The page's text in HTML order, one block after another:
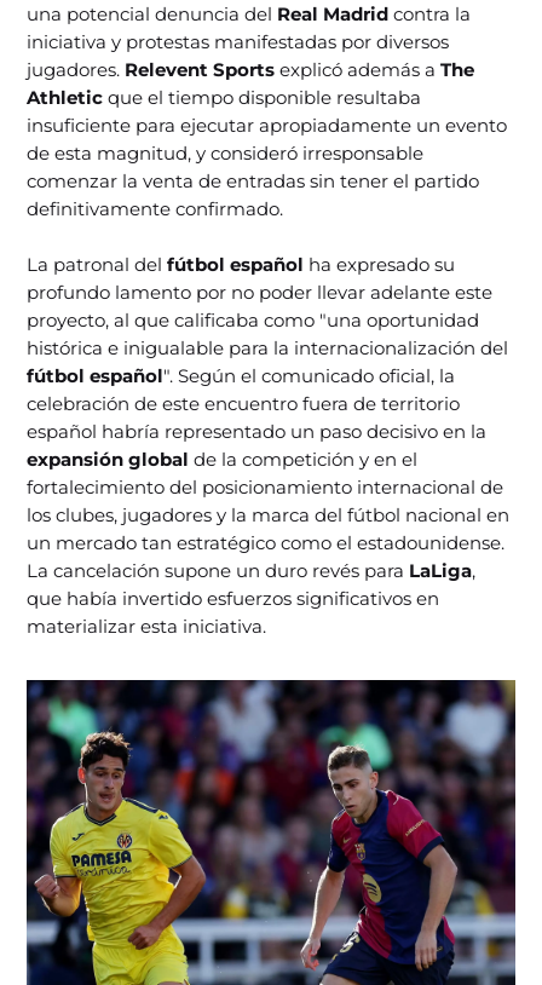
una potencial denuncia del Real Madrid contra la
iniciativa y protestas manifestadas por diversos
jugadores. Relevent Sports explicó además aThe
Athletic que el tiempo disponible resultaba
insuficiente para ejecutar apropiadamente un evento
de esta magnitud, y consideró irresponsable
comenzar la venta de entradas sin tener el partido
definitivamente confirmado.
La patronal delfútbol español ha expresado su
profundo lamento por no poder llevar adelante este
proyecto, al que calificaba como "una oportunidad
histórica e inigualable para la internacionalización del
fútbol español". Según el comunicado oficial, la
celebración de este encuentro fuera de territorio
español habría representado un paso decisivo en la
expansión global de la competición y en el
fortalecimiento del posicionamiento internacional de
los clubes, jugadores y la marca del fútbol nacional en
un mercado tan estratégico como el estadounidense.
La cancelación supone un duro revés para LaLiga,
que había invertido esfuerzos significativos en
materializar esta iniciativa.